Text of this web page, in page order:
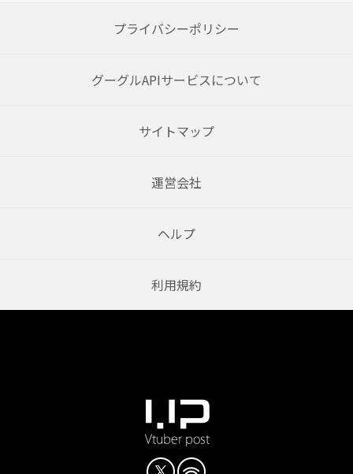
プライバシーポリシー
グーグルAPIサービスについて
サイトマップ
運営会社
ヘルプ
利用規約